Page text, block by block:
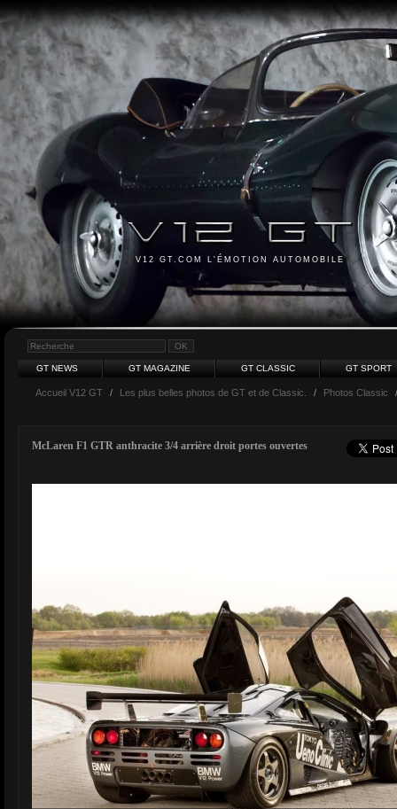
V12 GT.COM L'ÉMOTION AUTOMOBILE
GT NEWS GT MAGAZINE GT CLASSIC GT SPORT
Accueil V12 GT / Les plus belles photos de GT et de Classic. / Photos Classic
McLaren F1 GTR anthracite 3/4 arrière droit portes ouvertes